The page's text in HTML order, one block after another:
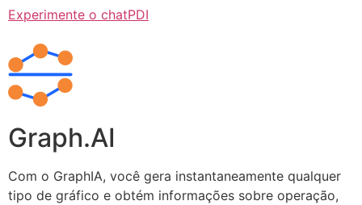
Experimente o chatPDI
Graph.AI
Com o GraphIA, você gera instantaneamente qualquer
tipo de gráfico e obtém informações sobre operação,